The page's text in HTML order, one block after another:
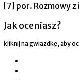
[7] por. Rozmowy z
Jak oceniasz?
kliknij na gwiazdkę, aby